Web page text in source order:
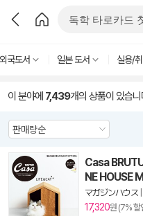
외국도서 일본 도서 실용/
이 분야에 7,439개의 상품이 있습니
Casa
NE HOUSE
マガジンハウス
17,320원 (7%